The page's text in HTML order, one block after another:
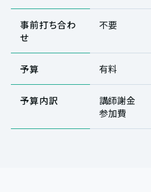
事前打ち合わ
せ
不要
予算 有料
予算内訳
講師謝金
参加費